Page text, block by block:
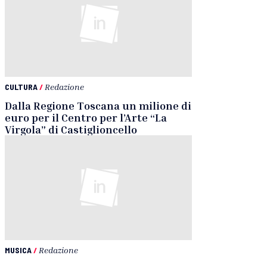
CULTURA/ Redazione
Dalla Regione Toscana un milione di
euro per il Centro per l’Arte “La
Virgola” di Castiglioncello
MUSICA/ Redazione